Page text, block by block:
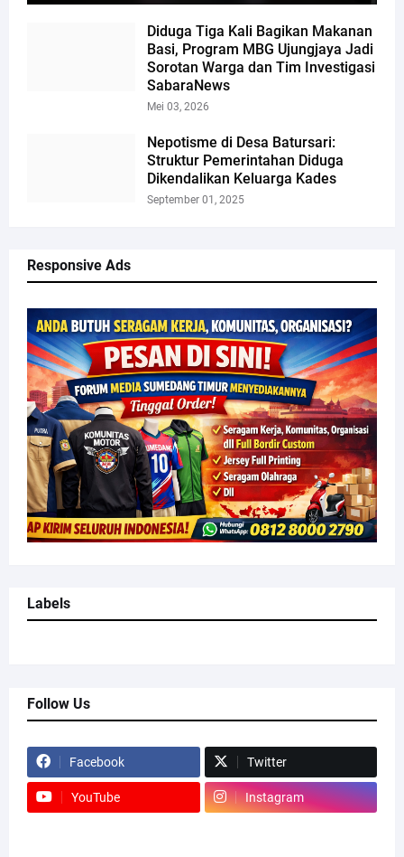
Diduga Tiga Kali Bagikan Makanan
Basi, Program MBG Ujungjaya Jadi
Sorotan Warga dan Tim Investigasi
SabaraNews
Mei 03, 2026
Nepotisme di Desa Batursari:
Struktur Pemerintahan Diduga
Dikendalikan Keluarga Kades
September 01, 2025
Responsive Ads
Labels
Follow Us
Facebook Twitter
YouTube Instagram